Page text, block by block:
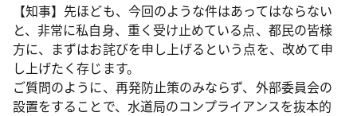
【知事】先ほども、今回のような件はあってはならない
と、非常に私自身、重く受け止めている点、都民の皆様
方に、まずはお詫びを申し上げるという点を、改めて申
し上げたく存じます。
ご質問のように、再発防止策のみならず、外部委員会の
設置をすることで、水道局のコンプライアンスを抜本的